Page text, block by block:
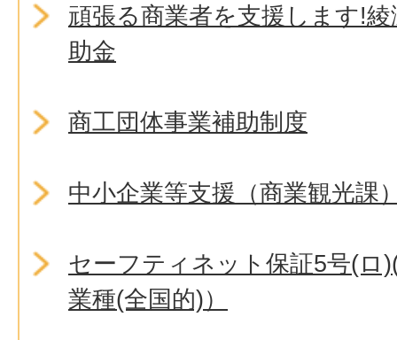
頑張る商業者を支援します!
助金
商工団体事業補助制度
中小企業等支援（商業観光課
セーフティネット保証5号(ロ
業種(全国的)）